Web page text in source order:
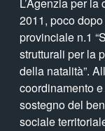
L’Agenzia per
2011, poco
provinciale n.1
strutturali per la
della natalità”.
coordinamento
sostegno del
sociale